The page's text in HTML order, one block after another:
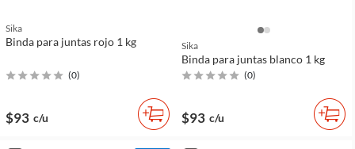
Sika
Binda para juntas rojo 1 kg
(0)
$93 c/u
Sika
Binda para juntas blanco 1 kg
(0)
$93 c/u